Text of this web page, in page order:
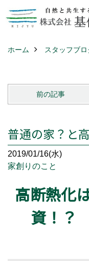
ホーム スタッフブロ
前の記事
普通の家？と
2019/01/16(水)
家創りのこと
高断熱化
資！？